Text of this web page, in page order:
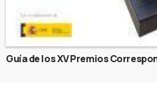
Guía de los XV Premios